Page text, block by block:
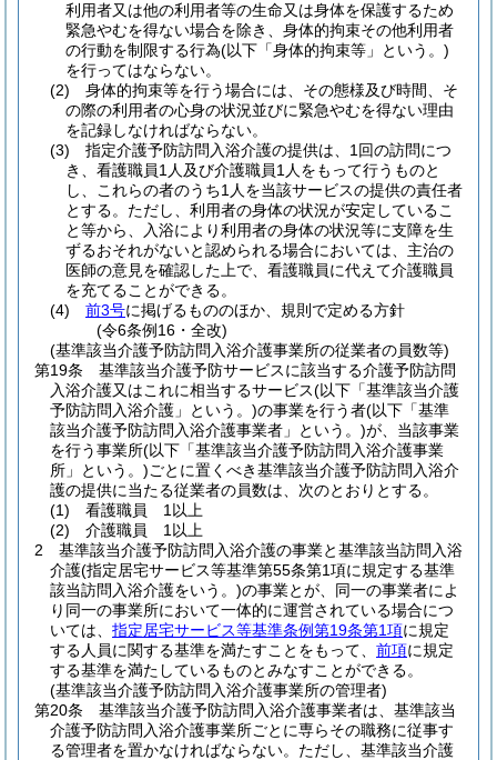
利用者又は他の利用者等の生命又は身体を保護するため
緊急やむを得ない場合を除き、身体的拘束その他利用者
の行動を制限する行為(以下「身体的拘束等」という。)
を行ってはならない。
(2)
身体的拘束等を行う場合には、その態様及び時間、そ
の際の利用者の心身の状況並びに緊急やむを得ない理由
を記録しなければならない。
(3)
指定介護予防訪問入浴介護の提供は、1回の訪問につ
き、看護職員1人及び介護職員1人をもって行うものと
し、これらの者のうち1人を当該サービスの提供の責任者
とする。 ただし、利用者の身体の状況が安定しているこ
と等から、入浴により利用者の身体の状況等に支障を生
ずるおそれがないと認められる場合においては、主治の
医師の意見を確認した上で、看護職員に代えて介護職員
を充てることができる。
(4)
前3号に掲げるもののほか、規則で定める方針
(令6条例16・全改)
(基準該当介護予防訪問入浴介護事業所の従業者の員数等)
第19条
基準該当介護予防サービスに該当する介護予防訪問
入浴介護又はこれに相当するサービス(以下「基準該当介護
予防訪問入浴介護」という。)の事業を行う者(以下「基準
該当介護予防訪問入浴介護事業者」という。)が、当該事業
を行う事業所(以下「基準該当介護予防訪問入浴介護事業
所」という。)ごとに置くべき基準該当介護予防訪問入浴介
護の提供に当たる従業者の員数は、次のとおりとする。
(1)
看護職員 1以上
(2)
介護職員 1以上
2
基準該当介護予防訪問入浴介護の事業と基準該当訪問入浴
介護(指定居宅サービス等基準第55条第1項に規定する基準
該当訪問入浴介護をいう。)の事業とが、同一の事業者によ
り同一の事業所において一体的に運営されている場合につ
いては、 指定居宅サービス等基準条例第19条第1項に規定
する人員に関する基準を満たすことをもって、 前項に規定
する基準を満たしているものとみなすことができる。
(基準該当介護予防訪問入浴介護事業所の管理者)
第20条
基準該当介護予防訪問入浴介護事業者は、基準該当
介護予防訪問入浴介護事業所ごとに専らその職務に従事す
る管理者を置かなければならない。 ただし、基準該当介護